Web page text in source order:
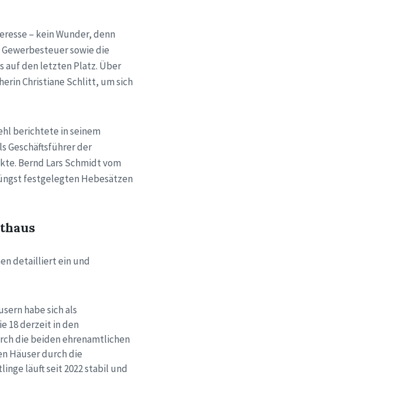
– kein Wunder, denn
sowie die
auf den letzten Platz. Über
Christiane Schlitt, um sich
berichtete in seinem
Geschäftsführer der
Bernd Lars Schmidt vom
festgelegten Hebesätzen
detailliert ein und
habe sich als
18 derzeit in den
die beiden ehrenamtlichen
Häuser durch die
läuft seit 2022 stabil und